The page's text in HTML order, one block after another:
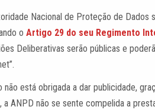
Nacional de Proteção de
oArtigo 29 do seu Regimento
Deliberativas serão públicas e
não está obrigada a dar publicidade,
a ANPD não se sente compelida a